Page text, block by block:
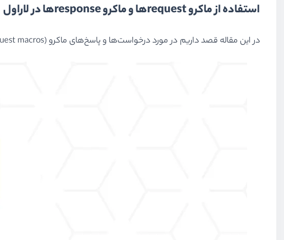
استفاده از ماکرو requestها و ماکرو responseها در لاراول
در این مقاله قصد داریم در مورد درخواست‌ها و پاسخ‌های ماکرو (response and request macros) صحبت کنیم و امکانات گسترده‌ای که در اختیار ما قرار می‌دهند را بررسی کنیم.